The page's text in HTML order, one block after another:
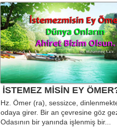
İSTEMEZ MİSİN EY
Hz. Ömer (ra), sessizce,
odaya girer. Bir an çevresine göz
Odasının bir yanında işlenmiş bir...